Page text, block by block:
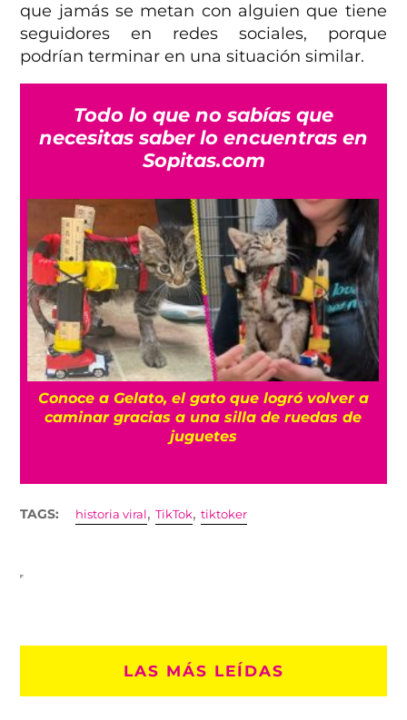
que jamás se metan con alguien que tiene
seguidores en redes sociales, porque
podrían terminar en una situación similar.
Todo lo que no sabías que
necesitas saber lo encuentras en
Sopitas.com
Conoce a Gelato, el gato que logró volver a
caminar gracias a una silla de ruedas de
juguetes
TAGS: historia viral ,TikTok,tiktoker
LAS MÁS LEÍDAS